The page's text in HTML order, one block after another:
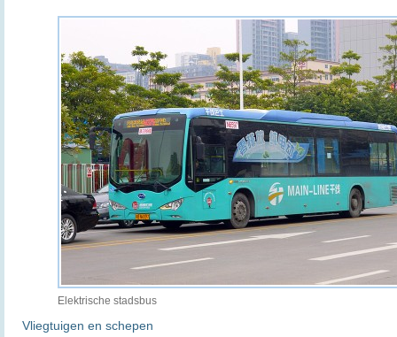
Elektrische stadsbus
Vliegtuigen en schepen